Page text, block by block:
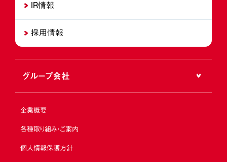
IR情報
採用情報
グループ会社
企業概要
各種取り組み・ご案内
個人情報保護方針